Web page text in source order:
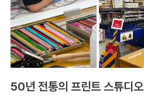
50년 전통의 프린트 스튜디오